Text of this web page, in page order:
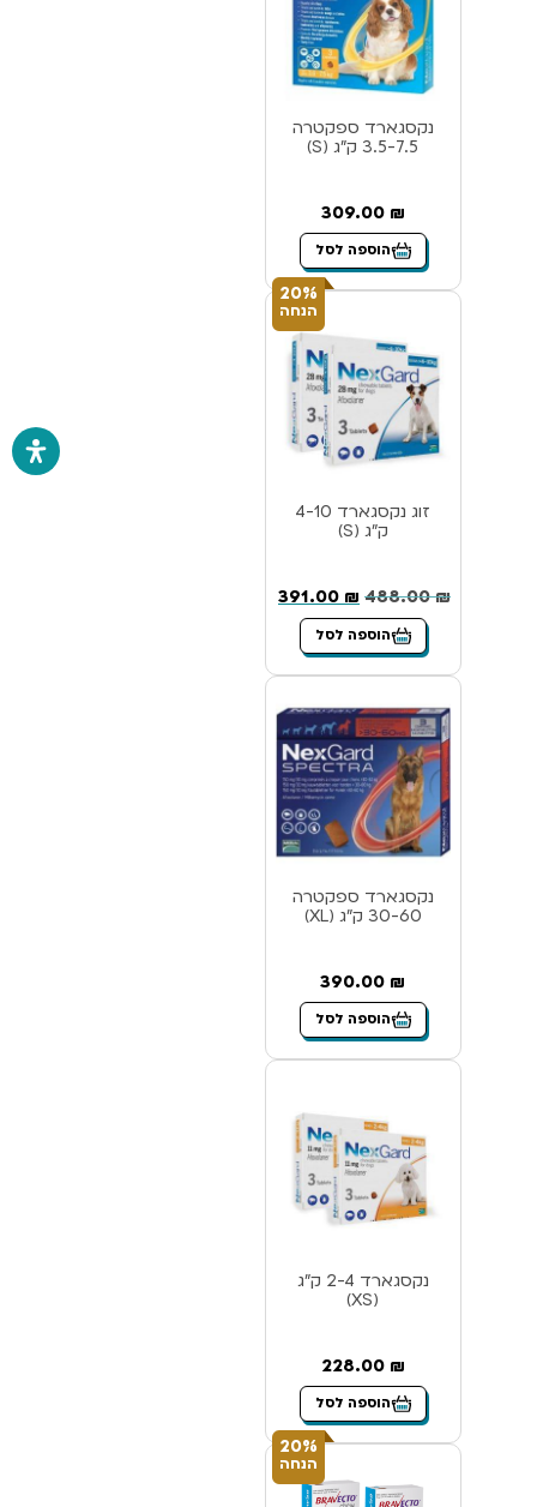
נקסגארד ספקטרה
3.5-7.5 ק”ג (S)
309.00 ₪
הוספה לסל
20%
הנחה
זוג נקסגארד 4-10
ק”ג (S)
488.00₪
391.00 ₪
הוספה לסל
נקסגארד ספקטרה
30-60 ק”ג (XL)
390.00 ₪
הוספה לסל
נקסגארד 2-4 ק”ג
(XS)
228.00 ₪
הוספה לסל
20%
הנחה